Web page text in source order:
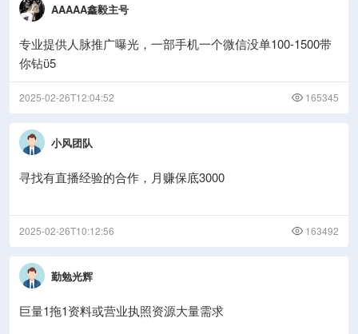
AAAAA鑫毅主号
专业提供人脉推广曝光，一部手机一个微信没单100-1500带
你钻ὒ5
2025-02-26T12:04:52 165345
小风团队
寻找有直播经验的合作，月赚保底3000
2025-02-26T10:12:56 163492
勤勉光辉
巨量1拖1资料或营业执照资源大量需求